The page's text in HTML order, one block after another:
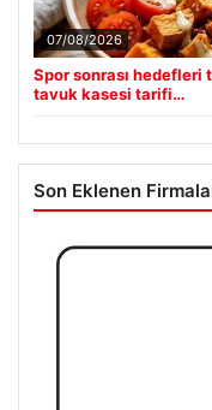
07/08/2026
Spor sonrası
tavuk kasesi tarifi…
Son Eklenen